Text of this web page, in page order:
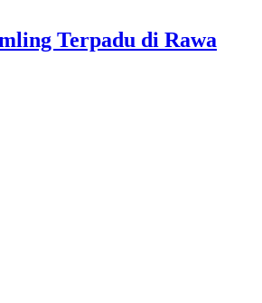
Terpadu di Rawa